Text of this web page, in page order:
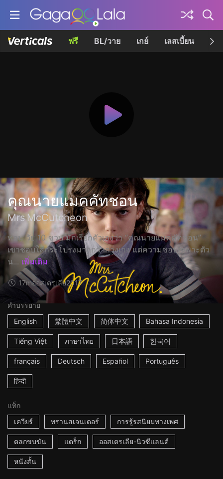
ฟรี BL/วาย เกย์ เลสเบี้ยน เค
คุณนายแมคคัทชอน
Mrs McCutcheon
ทอม วัย 10 ขวบ มักเรียกตัวเองว่า “คุณนายแมคคัทชอน”
เขาชอบใส่กระโปรงมากกว่ากางเกง แต่ความชอบเฉพาะตัว
น... เพิ่มเติม
17mออสเตรเลีย2017
คำบรรยาย
English
繁體中文 简体中文 Bahasa Indonesia
Tiếng Việt ภาษาไทย 日本語 한국어
français Deutsch Español Português
हिन्दी
แท็ก
เควียร์
ทรานสเจนเดอร์ การรู้รสนิยมทางเพศ
ตลกขบขัน แดร็ก ออสเตรเลีย-นิวซีแลนด์
หนังสั้น